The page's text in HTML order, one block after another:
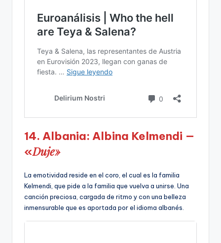
14. Albania: Albina Kelmendi —
«Duje»
La emotividad reside en el coro, el cual es la familia
Kelmendi, que pide a la familia que vuelva a unirse. Una
canción preciosa, cargada de ritmo y con una belleza
inmensurable que es aportada por el idioma albanés.